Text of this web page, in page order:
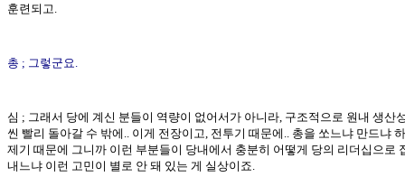
훈련되고.
총 ; 그렇군요.
심 ; 그래서 당에 계신 분들이 역량이 없어서가 아니라, 구조적으로 원내 생산
씬 빨리 돌아갈 수 밖에.. 이게 전장이고, 전투기 때문에.. 총을 쏘느냐 만드냐
제기 때문에 그니까 이런 부분들이 당내에서 충분히 어떻게 당의 리더십으로
내느냐 이런 고민이 별로 안 돼 있는 게 실상이죠.